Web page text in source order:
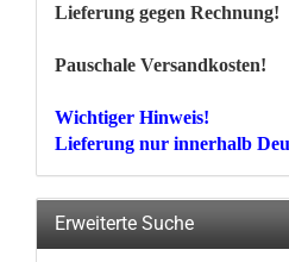
Lieferung gegen Rechnung!
Pauschale Versandkosten!
Wichtiger Hinweis!
Lieferung nur innerhalb
Erweiterte Suche